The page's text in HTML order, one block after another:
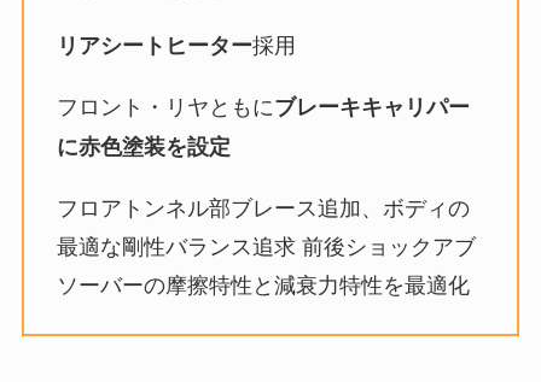
リアシートヒーター採用
フロント・リヤともにブレーキキャリパー
に赤色塗装を設定
フロアトンネル部ブレース追加、ボディの
最適な剛性バランス追求 前後ショックアブ
ソーバーの摩擦特性と減衰力特性を最適化